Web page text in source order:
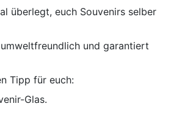
überlegt, euch Souvenirs selber
und garantiert
Tipp für euch:
Glas.